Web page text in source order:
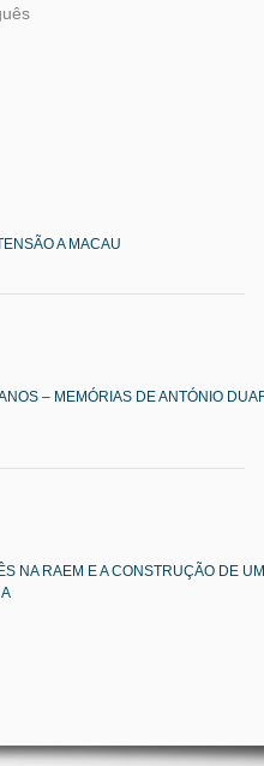
A MACAU
– MEMÓRIAS DE ANTÓNIO
NA RAEM E A CONSTRUÇÃO DE